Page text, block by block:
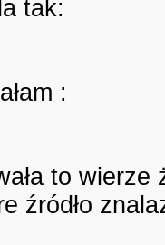
tak:
:
to
źródło